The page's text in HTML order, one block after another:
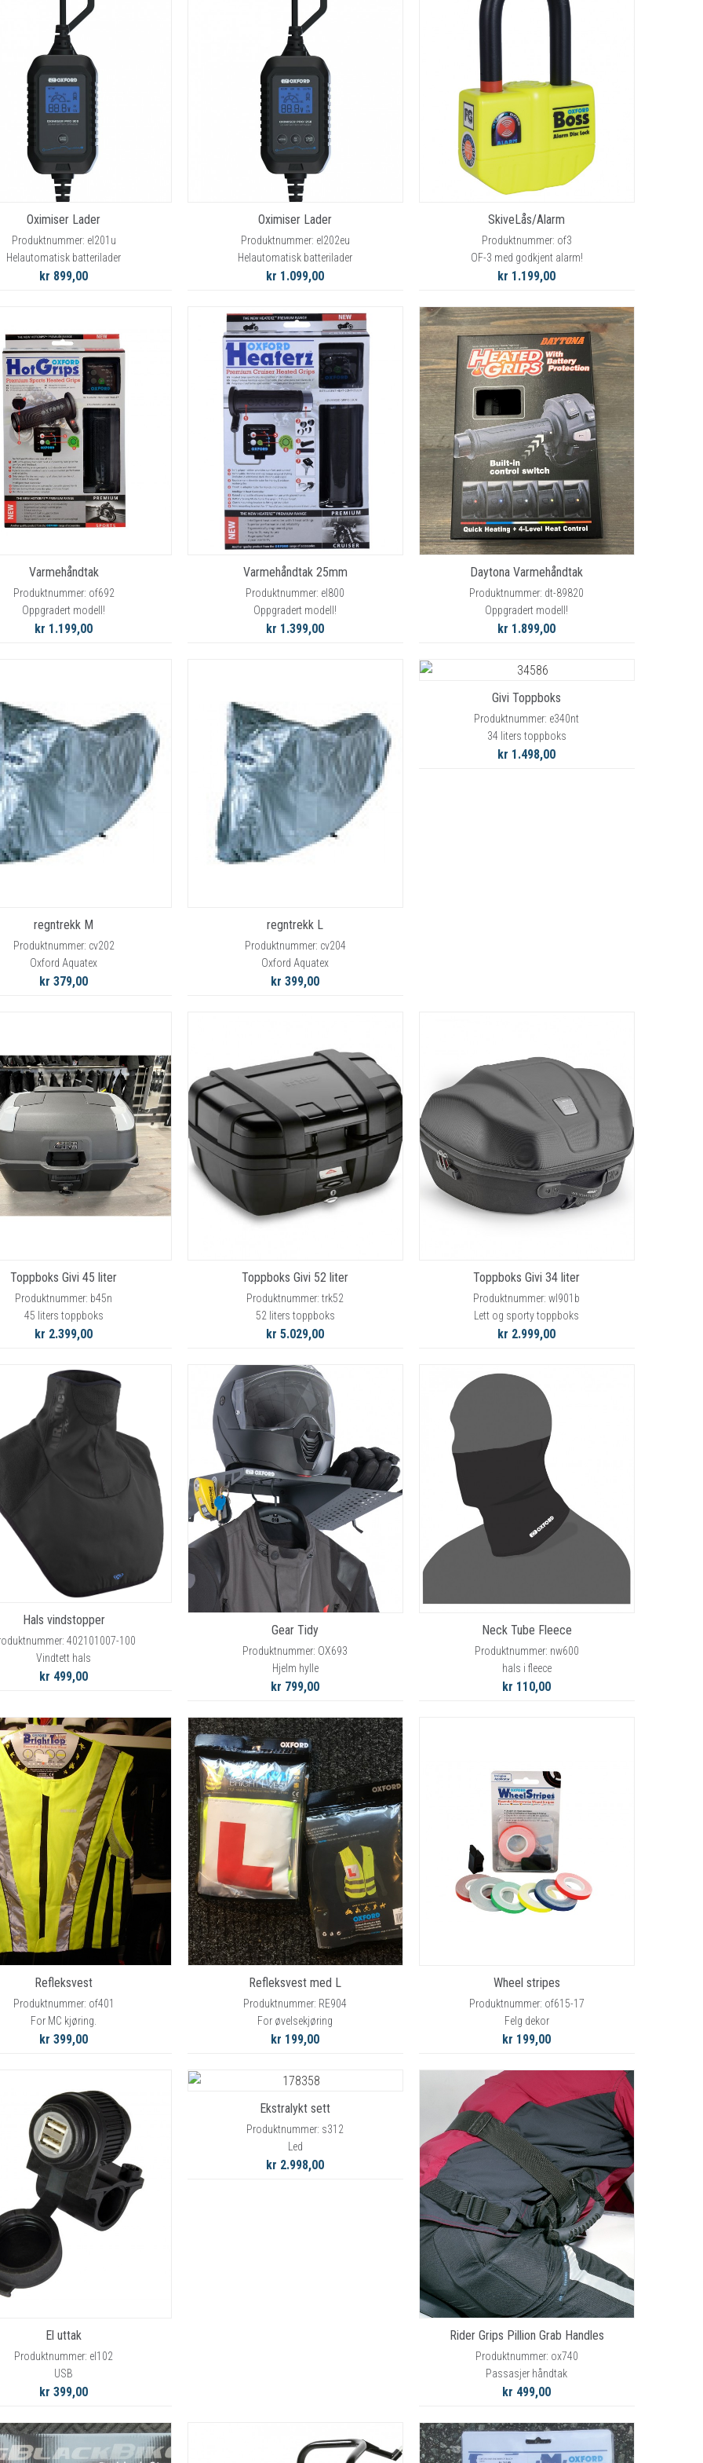
CROSS UTSTYR
STØRRELSE GUIDE
Oximiser Lader
Produktnummer: el201u
Helautomatisk batterilader
kr 899,00
Oximiser Lader
Produktnummer: el202eu
Helautomatisk batterilader
kr 1.099,00
SkiveLås/Alarm
Produktnummer: of3
OF-3 med godkjent alarm!
kr 1.199,00
Varmehåndtak
Produktnummer: of692
Oppgradert modell!
kr 1.199,00
Varmehåndtak 25mm
Produktnummer: el800
Oppgradert modell!
kr 1.399,00
Daytona Varmehåndtak
Produktnummer: dt-89820
Oppgradert modell!
kr 1.899,00
regntrekk M
Produktnummer: cv202
Oxford Aquatex
kr 379,00
regntrekk L
Produktnummer: cv204
Oxford Aquatex
kr 399,00
Givi Toppboks
Produktnummer: e340nt
34 liters toppboks
kr 1.498,00
Toppboks Givi 45 liter
Produktnummer: b45n
45 liters toppboks
kr 2.399,00
Toppboks Givi 52 liter
Produktnummer: trk52
52 liters toppboks
kr 5.029,00
Toppboks Givi 34 liter
Produktnummer: wl901b
Lett og sporty toppboks
kr 2.999,00
Hals vindstopper
402101007-100
Vindtett hals
kr 499,00
Gear Tidy
Produktnummer: OX693
Hjelm hylle
kr 799,00
Neck Tube Fleece
Produktnummer: nw600
hals i fleece
kr 110,00
Refleksvest
Produktnummer: of401
For MC kjøring.
kr 399,00
Refleksvest med L
Produktnummer: RE904
For øvelsekjøring
kr 199,00
Wheel stripes
Produktnummer: of615-17
Felg dekor
kr 199,00
El uttak
Produktnummer: el102
USB
kr 399,00
Ekstralykt sett
Produktnummer: s312
Led
kr 2.998,00
Rider Grips Pillion Grab Handles
Produktnummer: ox740
Passasjer håndtak
kr 499,00